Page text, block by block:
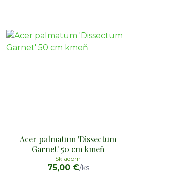
Acer palmatum 'Dissectum
Garnet' 50 cm kmeň
75,00 €/ks
Skladom